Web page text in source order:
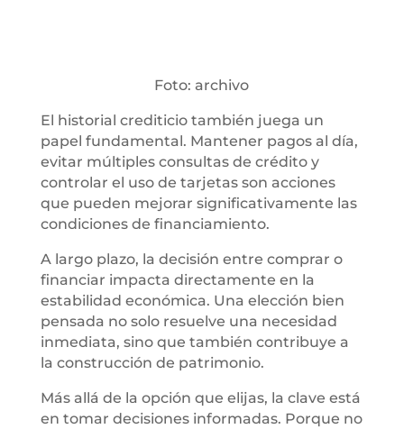
Foto: archivo
El historial crediticio también juega un
papel fundamental. Mantener pagos al día,
evitar múltiples consultas de crédito y
controlar el uso de tarjetas son acciones
que pueden mejorar significativamente las
condiciones de financiamiento.
A largo plazo, la decisión entre comprar o
financiar impacta directamente en la
estabilidad económica. Una elección bien
pensada no solo resuelve una necesidad
inmediata, sino que también contribuye a
la construcción de patrimonio.
Más allá de la opción que elijas, la clave está
en tomar decisiones informadas. Porque no